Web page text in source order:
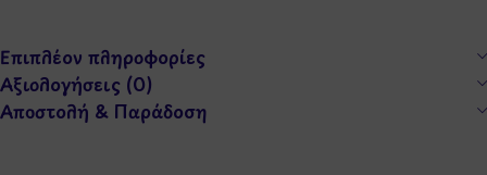
Επιπλέον πληροφορίες
Αξιολογήσεις (0)
Αποστολή & Παράδοση